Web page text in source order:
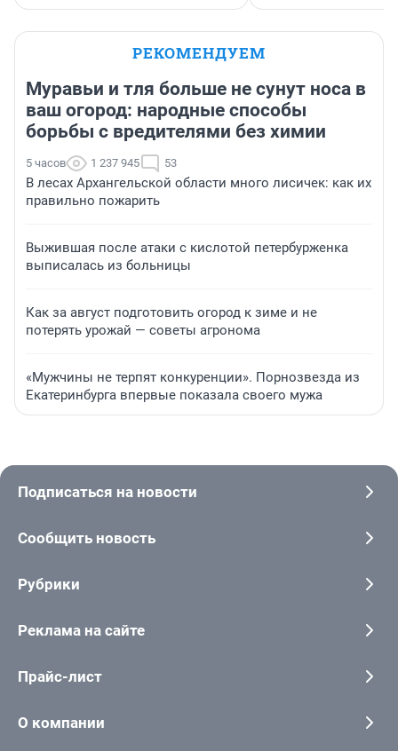
РЕКОМЕНДУЕМ
Муравьи и тля больше не сунут носа в
ваш огород: народные способы
борьбы с вредителями без химии
5 часов 1 237 945 53
В лесах Архангельской области много лисичек: как их
правильно пожарить
Выжившая после атаки с кислотой петербурженка
выписалась из больницы
Как за август подготовить огород к зиме и не
потерять урожай — советы агронома
«Мужчины не терпят конкуренции». Порнозвезда из
Екатеринбурга впервые показала своего мужа
Подписаться на новости
Сообщить новость
Рубрики
Реклама на сайте
Прайс-лист
О компании